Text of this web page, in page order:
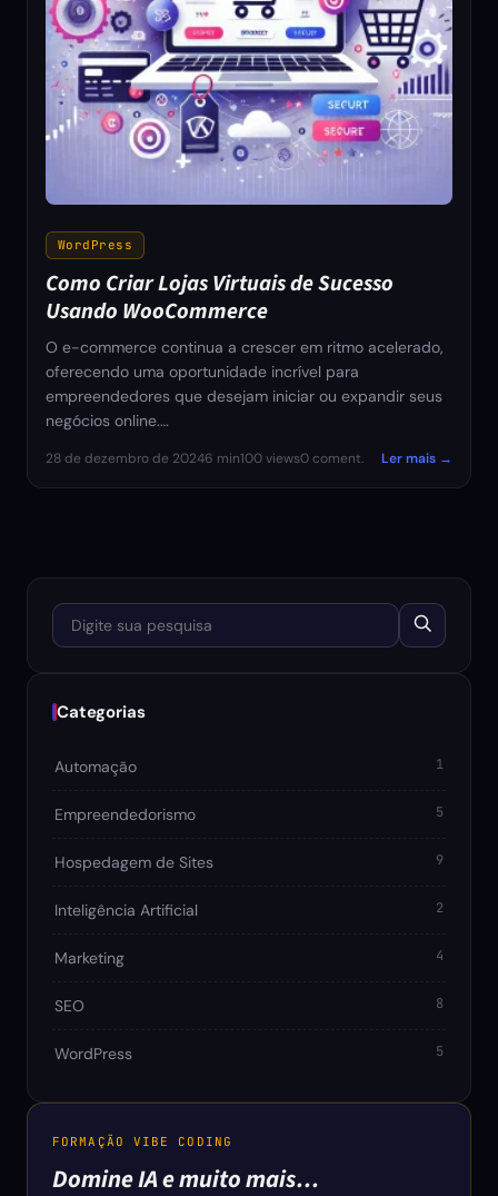
WordPress
Como Criar Lojas Virtuais de Sucesso
Usando WooCommerce
O e-commerce continua a crescer em ritmo acelerado,
oferecendo uma oportunidade incrível para
empreendedores que desejam iniciar ou expandir seus
negócios online.…
28 de dezembro de 20246 min100 views0 coment. Ler mais →
Digite sua pesquisa
Categorias
Automação 1
Empreendedorismo 5
Hospedagem de Sites 9
Inteligência Artificial 2
Marketing 4
SEO 8
WordPress 5
FORMAÇÃO VIBE CODING
Domine IA e muito mais…